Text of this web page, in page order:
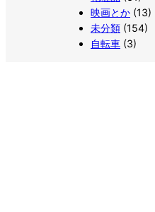
映画とか (13)
未分類 (154)
自転車 (3)